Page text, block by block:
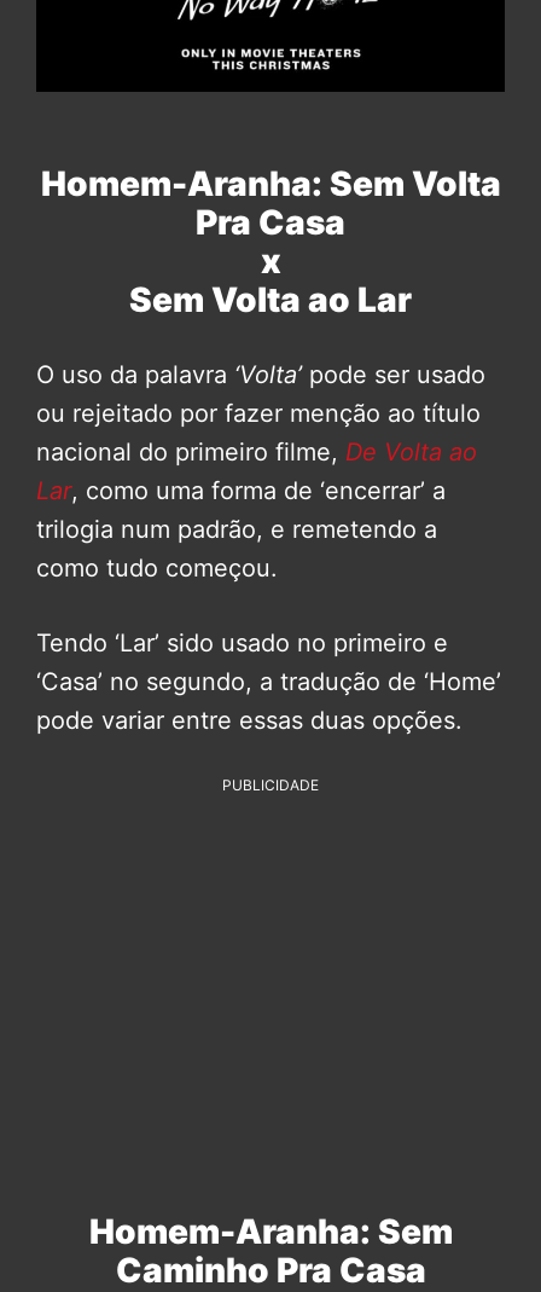
Homem-Aranha: Sem Volta
Pra Casa
x
Sem Volta ao Lar
O uso da palavra ‘Volta’pode ser usado
ou rejeitado por fazer menção ao título
nacional do primeiro filme, De Volta ao
Lar, como uma forma de ‘encerrar’ a
trilogia num padrão, e remetendo a
como tudo começou.
Tendo ‘Lar’ sido usado no primeiro e
‘Casa’ no segundo, a tradução de ‘Home’
pode variar entre essas duas opções.
PUBLICIDADE
Homem-Aranha: Sem
Caminho Pra Casa